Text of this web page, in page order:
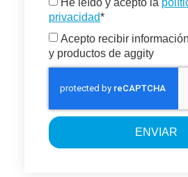
He leído y acepto la
privacidad*
Acepto recibir
y productos de aggity
ENVIAR